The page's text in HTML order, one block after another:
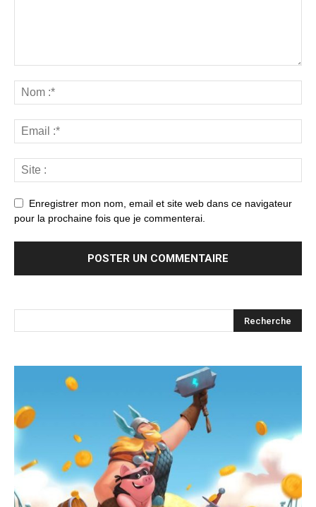
Enregistrer mon nom, email et site web dans ce navigateur
pour la prochaine fois que je commenterai.